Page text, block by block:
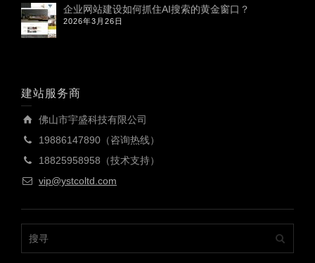
企业网站建设如何抓住AI搜索的黄金窗口？
2026年3月26日
建站服务商
佛山市宇盛科技有限公司
19886147890（咨询热线）
18825958958（技术支持）
vip@ystcoltd.com